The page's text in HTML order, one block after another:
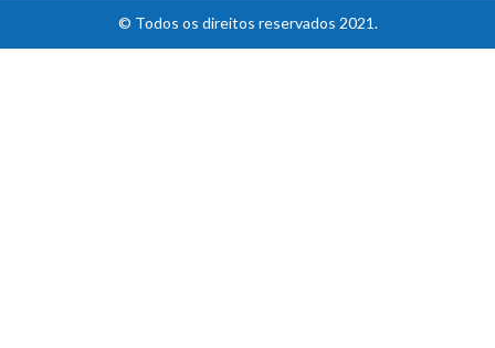
© Todos os direitos reservados 2021.